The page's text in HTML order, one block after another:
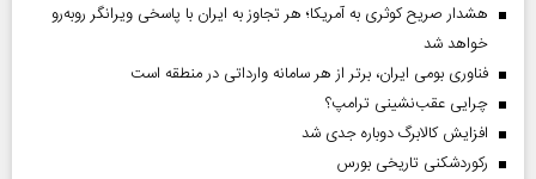
هشدار صریح کوثری به آمریکا؛ هر تجاوز به ایران با پاسخی ویرانگر روبه‌رو
خواهد شد
فناوری بومی ایران، برتر از هر سامانه وارداتی در منطقه است
چرایی عقب‌نشینی ترامپ؟
افزایش کالابرگ دوباره جدی شد
رکوردشکنی تاریخی بورس